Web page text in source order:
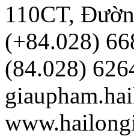
110CT,
(+84.028)
(84.028)